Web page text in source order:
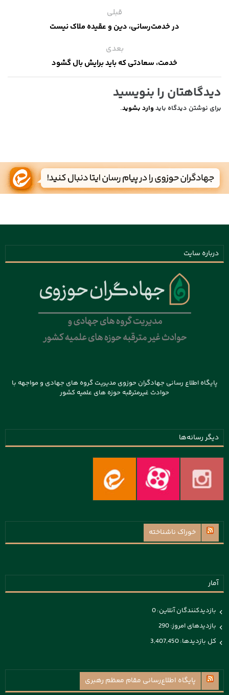
قبلی
در خدمت‌رسانی، دین و عقیده ملاک نیست
بعدی
خدمت، سعادتی که باید برایش بال گشود
دیدگاهتان را بنویسید
برای نوشتن دیدگاه باید وارد بشوید.
درباره سایت
پایگاه اطلاع رسانی جهادگران حوزوی مدیریت گروه های جهادی و مواجهه با
حوادث غیرمترقبه حوزه های علمیه کشور
دیگر رسانه‌ها
خوراک ناشناخته
آمار
بازدیدکنندگان آنلاین:0
بازدیدهای امروز:290
کل بازدیدها:3,407,450
پايگاه اطلاع‌رسانی مقام معظم رهبری